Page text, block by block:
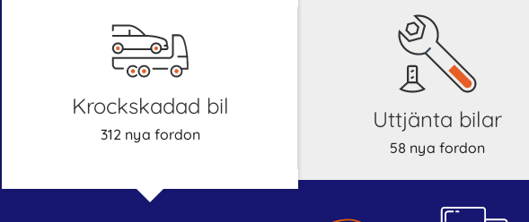
krockskadad bil
312 nya fordon
Uttjänta bilar
58 nya fordon